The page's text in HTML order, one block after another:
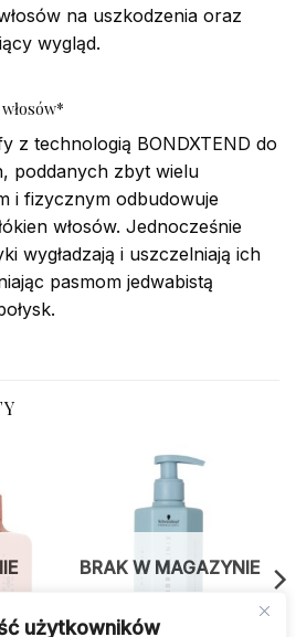
użytkowników
na uszkodzenia oraz
wygląd.
z technologią BONDXTEND do
poddanych zbyt wielu
i fizycznym odbudowuje
włosów. Jednocześnie
wygładzają i uszczelniają ich
pasmom jedwabistą
BRAK W MAGAZYNIE